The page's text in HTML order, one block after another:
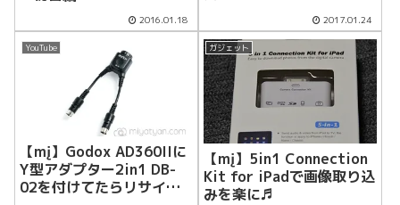
2016.01.18 2017.01.24
YouTube
【mį】Godox AD360IIに
Y型アダプター2in1 DB-
02を付けてたらリサイク
ガジェット
【mį】5in1 Connection
Kit for iPadで画像取り込
みを楽に♬